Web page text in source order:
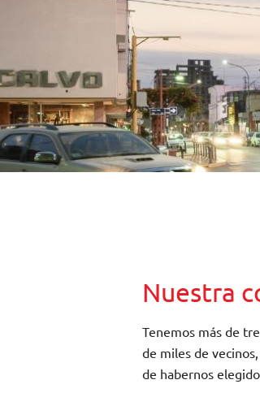
Nuestra
Tenemos más de
de miles de
de habernos